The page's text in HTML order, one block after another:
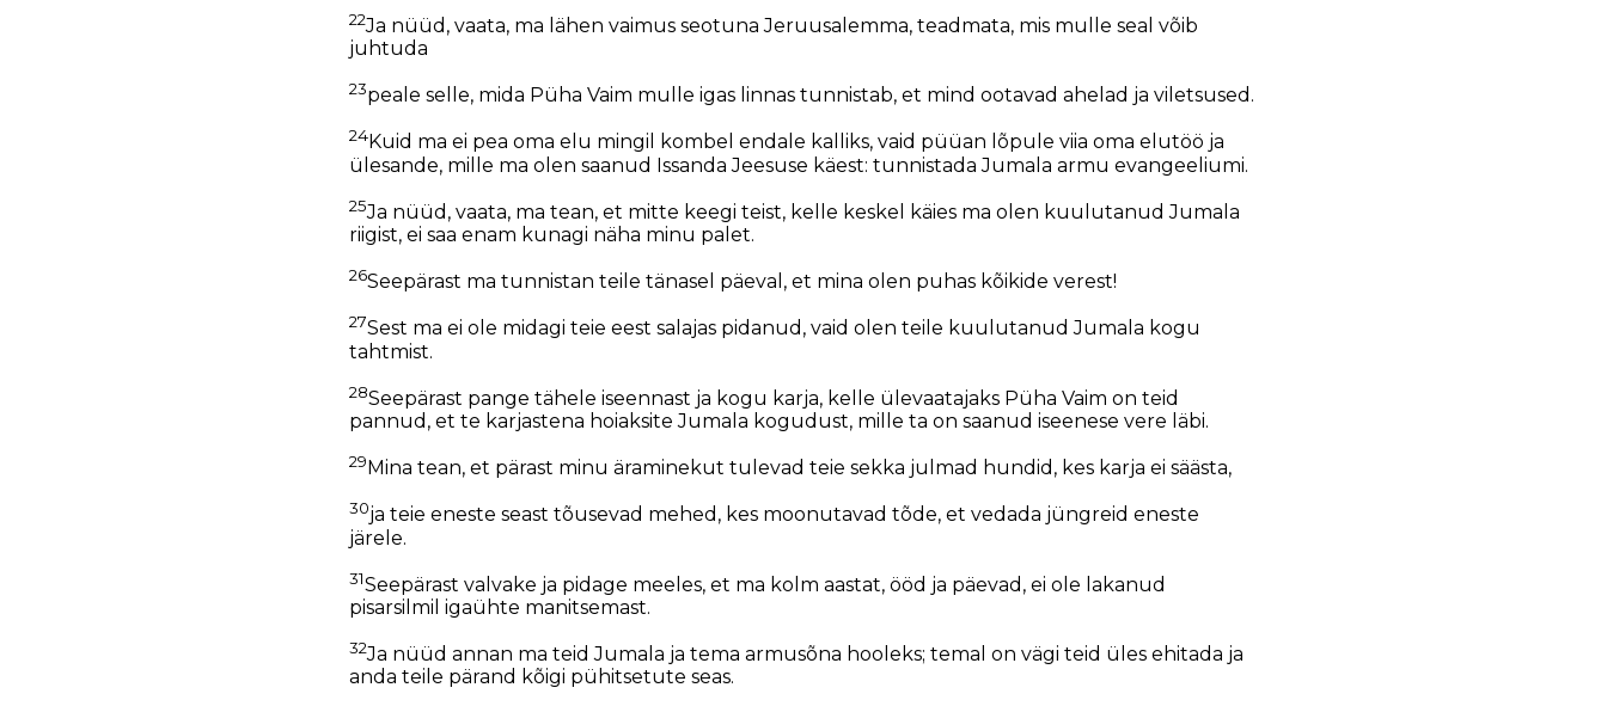
22Ja nüüd, vaata, ma lähen vaimus seotuna Jeruusalemma, teadmata, mis mulle seal võib
juhtuda
23peale selle, mida Püha Vaim mulle igas linnas tunnistab, et mind ootavad ahelad ja viletsused.
24Kuid ma ei pea oma elu mingil kombel endale kalliks, vaid püüan lõpule viia oma elutöö ja
ülesande, mille ma olen saanud Issanda Jeesuse käest: tunnistada Jumala armu evangeeliumi.
25Ja nüüd, vaata, ma tean, et mitte keegi teist, kelle keskel käies ma olen kuulutanud Jumala
riigist, ei saa enam kunagi näha minu palet.
26Seepärast ma tunnistan teile tänasel päeval, et mina olen puhas kõikide verest!
27Sest ma ei ole midagi teie eest salajas pidanud, vaid olen teile kuulutanud Jumala kogu
tahtmist.
28Seepärast pange tähele iseennast ja kogu karja, kelle ülevaatajaks Püha Vaim on teid
pannud, et te karjastena hoiaksite Jumala kogudust, mille ta on saanud iseenese vere läbi.
29 Mina tean, et pärast minu äraminekut tulevad teie sekka julmad hundid, kes karja ei säästa,
30ja teie eneste seast tõusevad mehed, kes moonutavad tõde, et vedada jüngreid eneste
järele.
31Seepärast valvake ja pidage meeles, et ma kolm aastat, ööd ja päevad, ei ole lakanud
pisarsilmil igaühte manitsemast.
32Ja nüüd annan ma teid Jumala ja tema armusõna hooleks; temal on vägi teid üles ehitada ja
anda teile pärand kõigi pühitsetute seas.